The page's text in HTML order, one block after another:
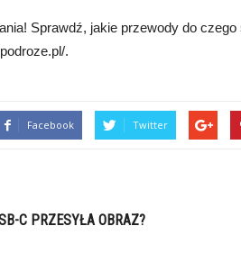
Sprawdź, jakie przewody do
.
Facebook Twitter
C PRZESYŁA OBRAZ?